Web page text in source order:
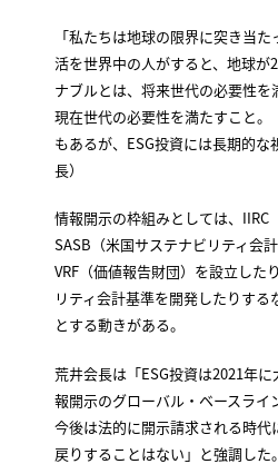
「私たちは地球の限界に突き当
活を世界中の人がすると、地球が
ナブルとは、将来世代の必要性を
現在世代の必要性を満たすこと
もあるが、ESG投資には長期的
長）
情報開示の枠組みとしては、IIRC
SASB（米国サステナビリティ会
VRF（価値報告財団）を設立した
リティ会計基準を開発したりする
とする動きがある。
荒井会長は「ESG投資は2021年
報開示のグローバル・ベースライ
今後は法的に開示請求される時代
戻りすることはない」と強調した。